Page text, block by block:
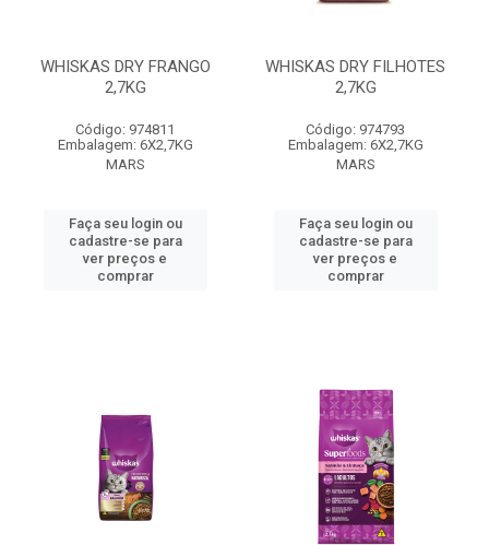
WHISKAS DRY FRANGO
2,7KG
Código: 974811
Embalagem: 6X2,7KG
MARS
Faça seu login ou
cadastre-se para
ver preços e
comprar
WHISKAS DRY FILHOTES
2,7KG
Código: 974793
Embalagem: 6X2,7KG
MARS
Faça seu login ou
cadastre-se para
ver preços e
comprar